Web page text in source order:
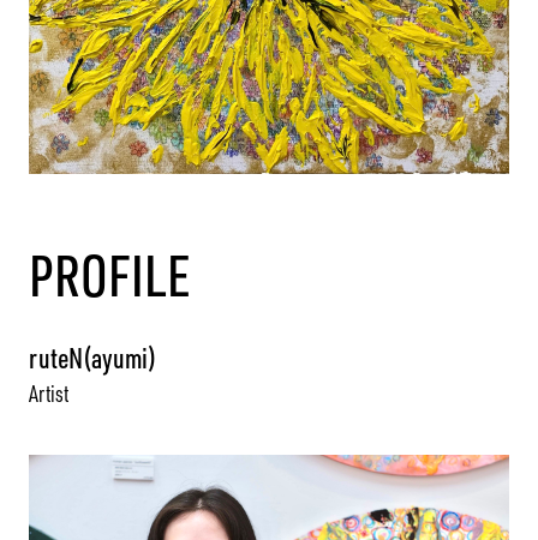
PROFILE
ruteN(ayumi)
Artist